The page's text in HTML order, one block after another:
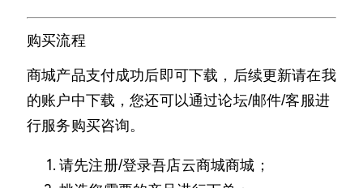
购买流程
商城产品支付成功后即可下载，后续更新请在我
的账户中下载，您还可以通过论坛/邮件/客服进
行服务购买咨询。
请先注册/登录吾店云商城商城；